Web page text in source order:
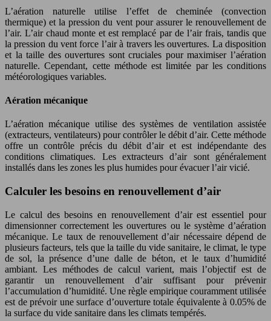
L’aération naturelle utilise l’effet de cheminée (convection
thermique) et la pression du vent pour assurer le renouvellement de
l’air. L’air chaud monte et est remplacé par de l’air frais, tandis que
la pression du vent force l’air à travers les ouvertures. La disposition
et la taille des ouvertures sont cruciales pour maximiser l’aération
naturelle. Cependant, cette méthode est limitée par les conditions
météorologiques variables.
Aération mécanique
L’aération mécanique utilise des systèmes de ventilation assistée
(extracteurs, ventilateurs) pour contrôler le débit d’air. Cette méthode
offre un contrôle précis du débit d’air et est indépendante des
conditions climatiques. Les extracteurs d’air sont généralement
installés dans les zones les plus humides pour évacuer l’air vicié.
Calculer les besoins en renouvellement d’air
Le calcul des besoins en renouvellement d’air est essentiel pour
dimensionner correctement les ouvertures ou le système d’aération
mécanique. Le taux de renouvellement d’air nécessaire dépend de
plusieurs facteurs, tels que la taille du vide sanitaire, le climat, le type
de sol, la présence d’une dalle de béton, et le taux d’humidité
ambiant. Les méthodes de calcul varient, mais l’objectif est de
garantir un renouvellement d’air suffisant pour prévenir
l’accumulation d’humidité. Une règle empirique couramment utilisée
est de prévoir une surface d’ouverture totale équivalente à 0.05% de
la surface du vide sanitaire dans les climats tempérés.